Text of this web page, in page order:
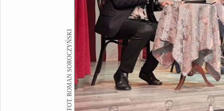
FOT. ROMAN SOROCZYŃSKI